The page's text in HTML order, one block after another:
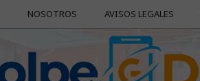
NOSOTROS AVISOS LEGALES